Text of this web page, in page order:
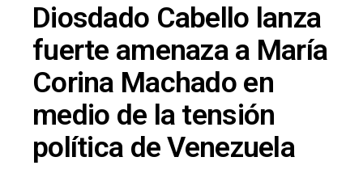
Diosdado Cabello lanza
fuerte amenaza a María
Corina Machado en
medio de la tensión
política de Venezuela